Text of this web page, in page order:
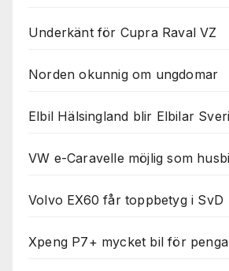
Underkänt för Cupra Raval VZ
Norden okunnig om ungdomar
Elbil Hälsingland blir Elbilar
VW e-Caravelle möjlig som
Volvo EX60 får toppbetyg i SvD
Xpeng P7+ mycket bil för